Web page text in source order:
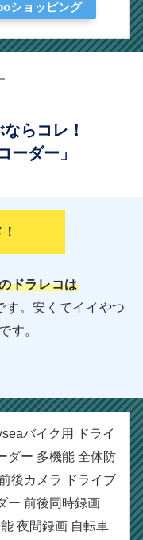
ショッピング
らコレ！
ダー」
ドラレコは
す。安くてイイやつ
す。
バイク用 ドライ
ダー 多機能 全体防
後カメラ ドライブ
ー 前後同時録画
夜間録画 自転車